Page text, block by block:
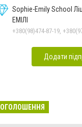
Sophie-Emily School
ЕМІЛІ
Додати
ОГОЛОШЕННЯ